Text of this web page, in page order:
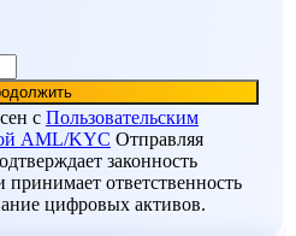
c Пользовательским
AML/KYC Отправляя
законность
принимает ответственность
цифровых активов.